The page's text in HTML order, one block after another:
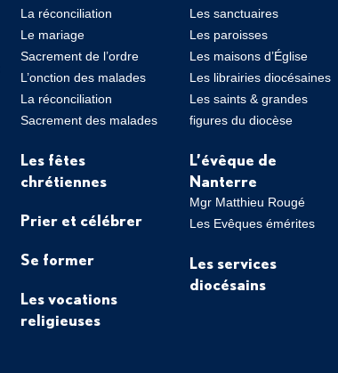
La réconciliation
Le mariage
Sacrement de l’ordre
L’onction des malades
La réconciliation
Sacrement des malades
Les fêtes
chrétiennes
Prier et célébrer
Se former
Les vocations
religieuses
Les sanctuaires
Les paroisses
Les maisons d’Église
Les librairies diocésaines
Les saints & grandes
figures du diocèse
L’évêque de
Nanterre
Mgr Matthieu Rougé
Les Evêques émérites
Les services
diocésains